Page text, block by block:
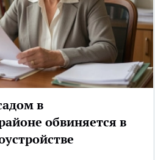
в
обвиняется в